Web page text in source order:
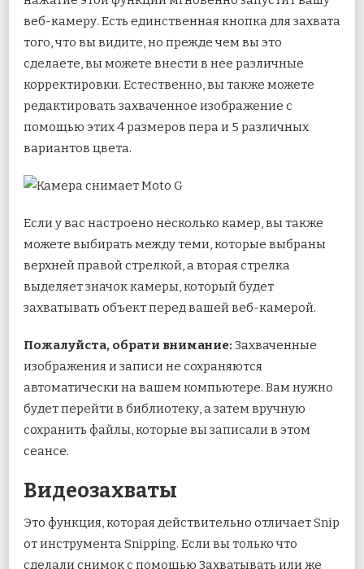
веб-камеру. Есть единственная кнопка для захвата
того, что вы видите, но прежде чем вы это
сделаете, вы можете внести в нее различные
корректировки. Естественно, вы также можете
редактировать захваченное изображение с
помощью этих 4 размеров пера и 5 различных
вариантов цвета.
Если у вас настроено несколько камер, вы также
можете выбирать между теми, которые выбраны
верхней правой стрелкой, а вторая стрелка
выделяет значок камеры, который будет
захватывать объект перед вашей веб-камерой.
Пожалуйста, обрати внимание: Захваченные
изображения и записи не сохраняются
автоматически на вашем компьютере. Вам нужно
будет перейти в библиотеку, а затем вручную
сохранить файлы, которые вы записали в этом
сеансе.
Видеозахваты
Это функция, которая действительно отличает Snip
от инструмента Snipping. Если вы только что
сделали снимок с помощью Захватывать или же